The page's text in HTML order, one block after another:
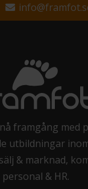
framgång med
utbildningar
& marknad,
personal & HR.